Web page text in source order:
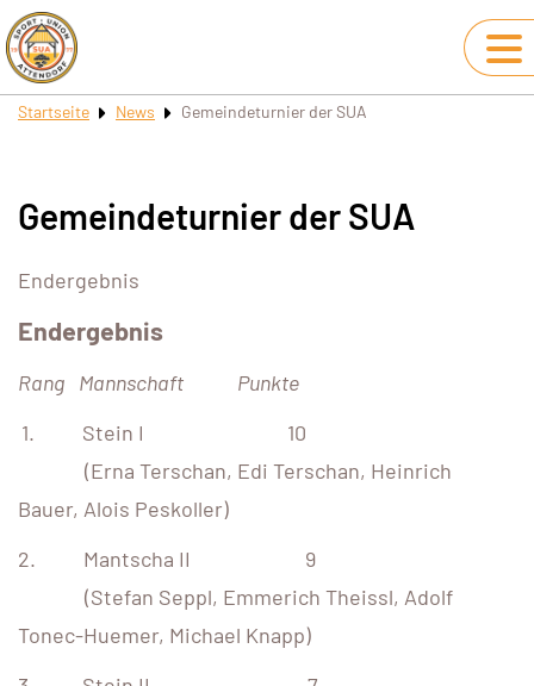
Startseite News Gemeindeturnier der SUA
Gemeindeturnier der SUA
Endergebnis
Endergebnis
Rang Mannschaft Punkte
1. Stein I 10
(Erna Terschan, Edi Terschan, Heinrich
Bauer, Alois Peskoller)
2. Mantscha II 9
(Stefan Seppl, Emmerich Theissl, Adolf
Tonec-Huemer, Michael Knapp)